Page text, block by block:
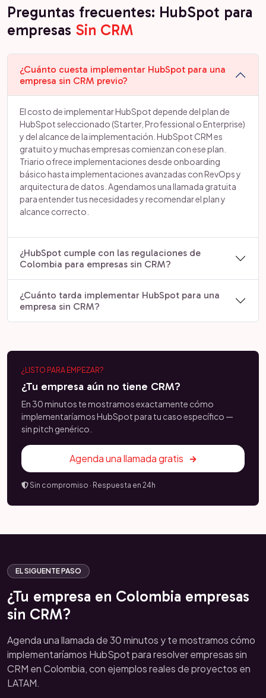
Preguntas frecuentes: HubSpot para
empresas Sin CRM
¿Cuánto cuesta implementar HubSpot para una
empresa sin CRM previo?
El costo de implementar HubSpot depende del plan de
HubSpot seleccionado (Starter, Professional o Enterprise)
y del alcance de la implementación. HubSpot CRM es
gratuito y muchas empresas comienzan con ese plan.
Triario ofrece implementaciones desde onboarding
básico hasta implementaciones avanzadas con RevOps y
arquitectura de datos. Agendamos una llamada gratuita
para entender tus necesidades y recomendar el plan y
alcance correcto.
¿HubSpot cumple con las regulaciones de
Colombia para empresas sin CRM?
¿Cuánto tarda implementar HubSpot para una
empresa sin CRM?
¿LISTO PARA EMPEZAR?
¿Tu empresa aún no tiene CRM?
En 30 minutos te mostramos exactamente cómo
implementaríamos HubSpot para tu caso específico —
sin pitch genérico.
Agenda una llamada gratis
Sin compromiso · Respuesta en 24h
EL SIGUENTE PASO
¿Tu empresa en Colombia empresas
sin CRM?
Agenda una llamada de 30 minutos y te mostramos cómo
implementaríamos HubSpot para resolver empresas sin
CRM en Colombia, con ejemplos reales de proyectos en
LATAM.